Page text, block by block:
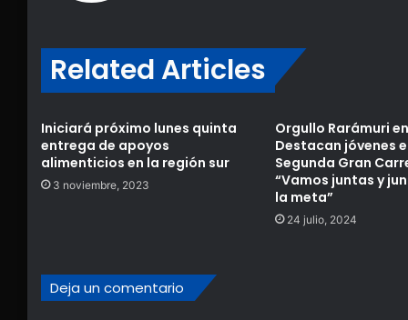
Related Articles
Iniciará próximo lunes quinta
entrega de apoyos
alimenticios en la región sur
3 noviembre, 2023
Orgullo Rarámuri
Destacan jóvenes
Segunda Gran
“Vamos juntas y
la meta”
24 julio, 2024
Deja un comentario